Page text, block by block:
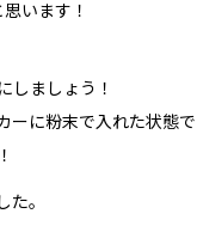
います！
しましょう！
ーに粉末で入れた状態で
。